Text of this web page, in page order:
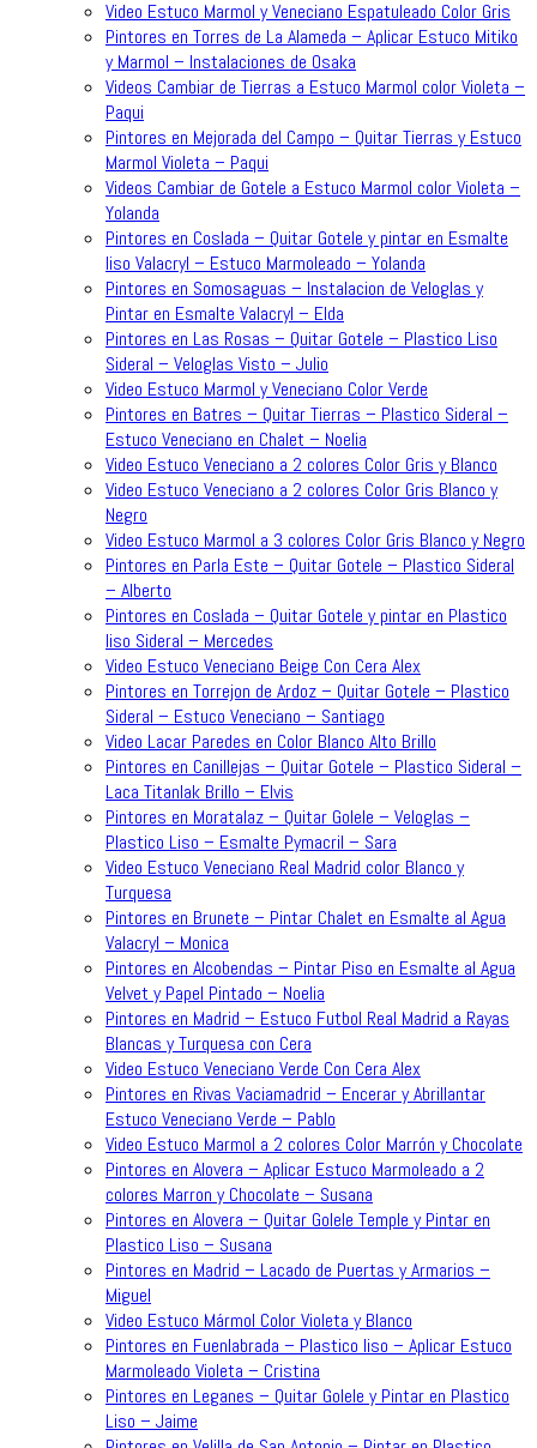
Video Estuco Marmol y Veneciano Espatuleado Color Gris
Pintores en Torres de La Alameda – Aplicar Estuco Mitiko
y Marmol – Instalaciones de Osaka
Videos Cambiar de Tierras a Estuco Marmol color Violeta –
Paqui
Pintores en Mejorada del Campo – Quitar Tierras y Estuco
Marmol Violeta – Paqui
Videos Cambiar de Gotele a Estuco Marmol color Violeta –
Yolanda
Pintores en Coslada – Quitar Gotele y pintar en Esmalte
liso Valacryl – Estuco Marmoleado – Yolanda
Pintores en Somosaguas – Instalacion de Veloglas y
Pintar en Esmalte Valacryl – Elda
Pintores en Las Rosas – Quitar Gotele – Plastico Liso
Sideral – Veloglas Visto – Julio
Video Estuco Marmol y Veneciano Color Verde
Pintores en Batres – Quitar Tierras – Plastico Sideral –
Estuco Veneciano en Chalet – Noelia
Video Estuco Veneciano a 2 colores Color Gris y Blanco
Video Estuco Veneciano a 2 colores Color Gris Blanco y
Negro
Video Estuco Marmol a 3 colores Color Gris Blanco y Negro
Pintores en Parla Este – Quitar Gotele – Plastico Sideral
– Alberto
Pintores en Coslada – Quitar Gotele y pintar en Plastico
liso Sideral – Mercedes
Video Estuco Veneciano Beige Con Cera Alex
Pintores en Torrejon de Ardoz – Quitar Gotele – Plastico
Sideral – Estuco Veneciano – Santiago
Video Lacar Paredes en Color Blanco Alto Brillo
Pintores en Canillejas – Quitar Gotele – Plastico Sideral –
Laca Titanlak Brillo – Elvis
Pintores en Moratalaz – Quitar Golele – Veloglas –
Plastico Liso – Esmalte Pymacril – Sara
Video Estuco Veneciano Real Madrid color Blanco y
Turquesa
Pintores en Brunete – Pintar Chalet en Esmalte al Agua
Valacryl – Monica
Pintores en Alcobendas – Pintar Piso en Esmalte al Agua
Velvet y Papel Pintado – Noelia
Pintores en Madrid – Estuco Futbol Real Madrid a Rayas
Blancas y Turquesa con Cera
Video Estuco Veneciano Verde Con Cera Alex
Pintores en Rivas Vaciamadrid – Encerar y Abrillantar
Estuco Veneciano Verde – Pablo
Video Estuco Marmol a 2 colores Color Marrón y Chocolate
Pintores en Alovera – Aplicar Estuco Marmoleado a 2
colores Marron y Chocolate – Susana
Pintores en Alovera – Quitar Golele Temple y Pintar en
Plastico Liso – Susana
Pintores en Madrid – Lacado de Puertas y Armarios –
Miguel
Video Estuco Mármol Color Violeta y Blanco
Pintores en Fuenlabrada – Plastico liso – Aplicar Estuco
Marmoleado Violeta – Cristina
Pintores en Leganes – Quitar Golele y Pintar en Plastico
Liso – Jaime